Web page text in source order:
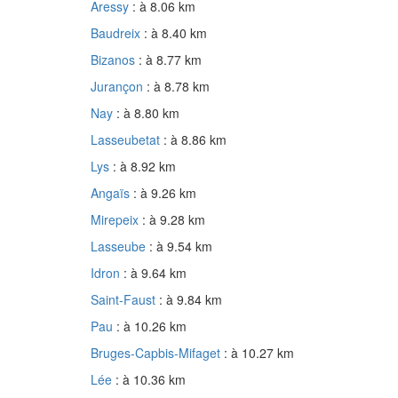
Aressy : à 8.06 km
Baudreix : à 8.40 km
Bizanos : à 8.77 km
Jurançon : à 8.78 km
Nay : à 8.80 km
Lasseubetat : à 8.86 km
Lys : à 8.92 km
Angaïs : à 9.26 km
Mirepeix : à 9.28 km
Lasseube : à 9.54 km
Idron : à 9.64 km
Saint-Faust : à 9.84 km
Pau : à 10.26 km
Bruges-Capbis-Mifaget : à 10.27 km
Lée : à 10.36 km